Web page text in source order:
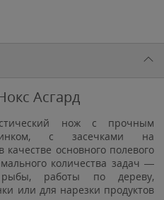
Асгард
нож с прочным
с засечками на
основного полевого
количества задач —
работы по дереву,
или для нарезки продуктов